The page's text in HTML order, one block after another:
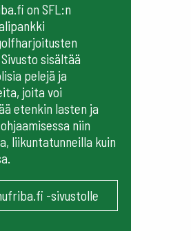
on SFL:n
sisältää
pelejä ja
joita voi
etenkin lasten ja
niin
liikuntatunneilla kuin
-sivustolle